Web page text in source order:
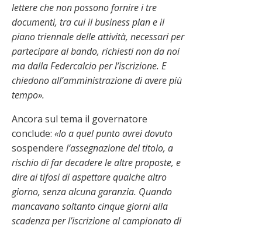
lettere che non possono fornire i tre
documenti, tra cui il business plan e il
piano triennale delle attività, necessari per
partecipare al bando, richiesti non da noi
ma dalla Federcalcio per l’iscrizione. E
chiedono all’amministrazione di avere più
tempo».
Ancora sul tema il governatore
conclude: «Io a quel punto avrei dovuto
sospendere l’assegnazione del titolo, a
rischio di far decadere le altre proposte, e
dire ai tifosi di aspettare qualche altro
giorno, senza alcuna garanzia. Quando
mancavano soltanto cinque giorni alla
scadenza per l’iscrizione al campionato di